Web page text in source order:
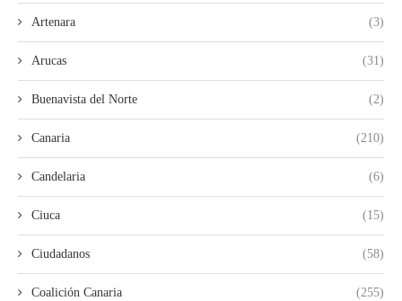
Artenara (3)
Arucas (31)
Buenavista del Norte (2)
Canaria (210)
Candelaria (6)
Ciuca (15)
Ciudadanos (58)
Coalición Canaria (255)